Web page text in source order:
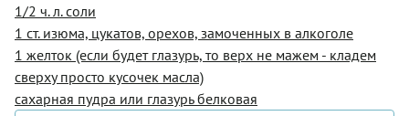
1/2 ч. л. соли
1 ст. изюма, цукатов, орехов, замоченных в алкоголе
1 желток (если будет глазурь, то верх не мажем - кладем
сверху просто кусочек масла)
сахарная пудра или глазурь белковая